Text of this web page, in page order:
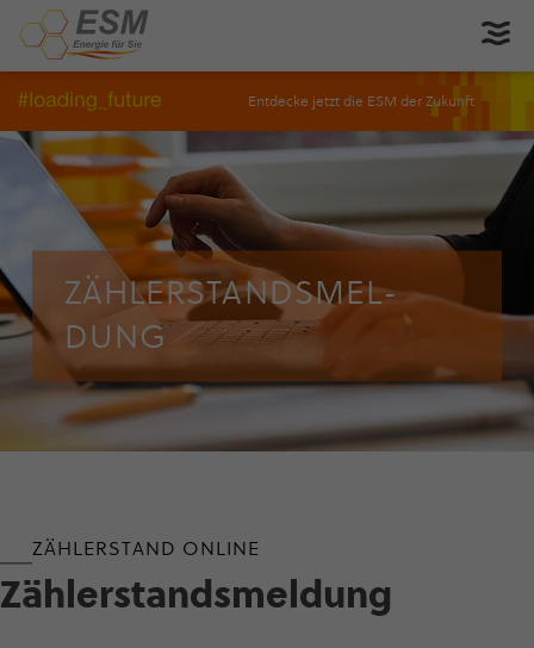
Entdecke jetzt die ESM der Zukunft
ZÄHLER­STANDS­MEL­
DUNG
ZÄHLERSTAND ONLINE
Zähler­stands­mel­dung